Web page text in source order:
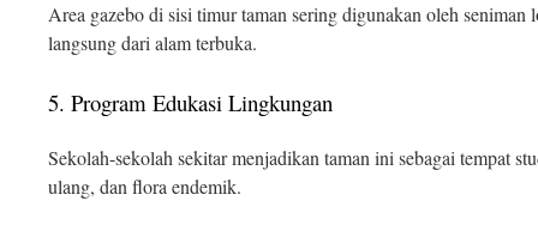
Area gazebo di sisi timur taman sering digunakan oleh
langsung dari alam terbuka.
5. Program Edukasi Lingkungan
Sekolah-sekolah sekitar menjadikan taman ini sebagai tempat
ulang, dan flora endemik.